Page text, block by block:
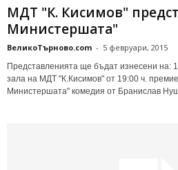
МДТ "К. Кисимов"
Министершата"
ВеликоТърново.com - 5 февруари, 2015
Представленията ще бъдат изнесени на:
зала на МДТ "К.Кисимов" от 19:00 ч.
Министершата" комедия от Бранислав